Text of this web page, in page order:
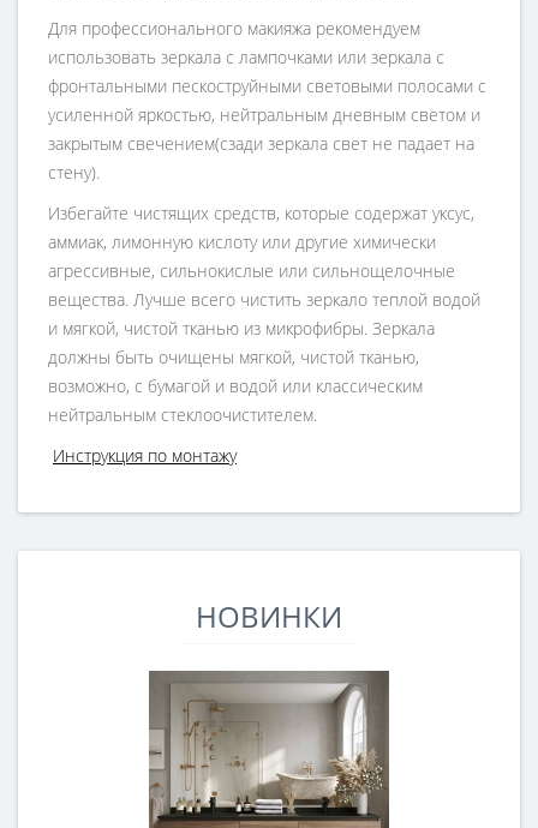
Для профессионального макияжа рекомендуем
использовать зеркала с лампочками или зеркала с
фронтальными пескоструйными световыми полосами с
усиленной яркостью, нейтральным дневным светом и
закрытым свечением(сзади зеркала свет не падает на
стену).
Избегайте чистящих средств, которые содержат уксус,
аммиак, лимонную кислоту или другие химически
агрессивные, сильнокислые или сильнощелочные
вещества. Лучше всего чистить зеркало теплой водой
и мягкой, чистой тканью из микрофибры. Зеркала
должны быть очищены мягкой, чистой тканью,
возможно, с бумагой и водой или классическим
нейтральным стеклоочистителем.
Инструкция по монтажу
НОВИНКИ